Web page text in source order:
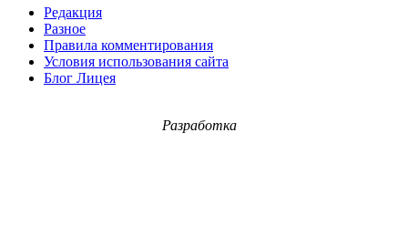
Редакция
Разное
Правила комментирования
Условия использования сайта
Блог Лицея
Разработка